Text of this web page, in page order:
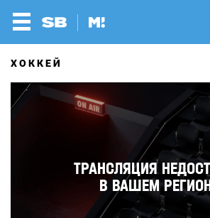
ХОККЕЙ